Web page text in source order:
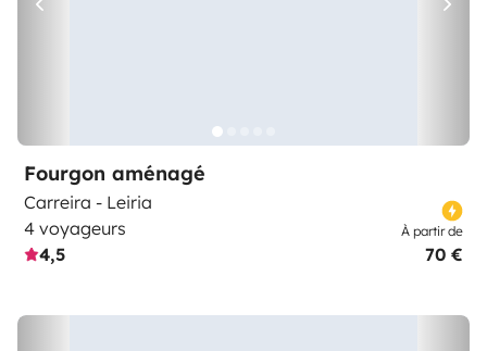
Fourgon aménagé
Carreira - Leiria
4 voyageurs
4,5
À partir de
70 €